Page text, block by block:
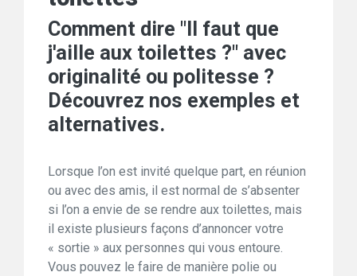
Comment dire "Il faut que
j'aille aux toilettes ?" avec
originalité ou politesse ?
Découvrez nos exemples et
alternatives.
Lorsque l’on est invité quelque part, en réunion
ou avec des amis, il est normal de s’absenter
si l’on a envie de se rendre aux toilettes, mais
il existe plusieurs façons d’annoncer votre
« sortie » aux personnes qui vous entoure.
Vous pouvez le faire de manière polie ou